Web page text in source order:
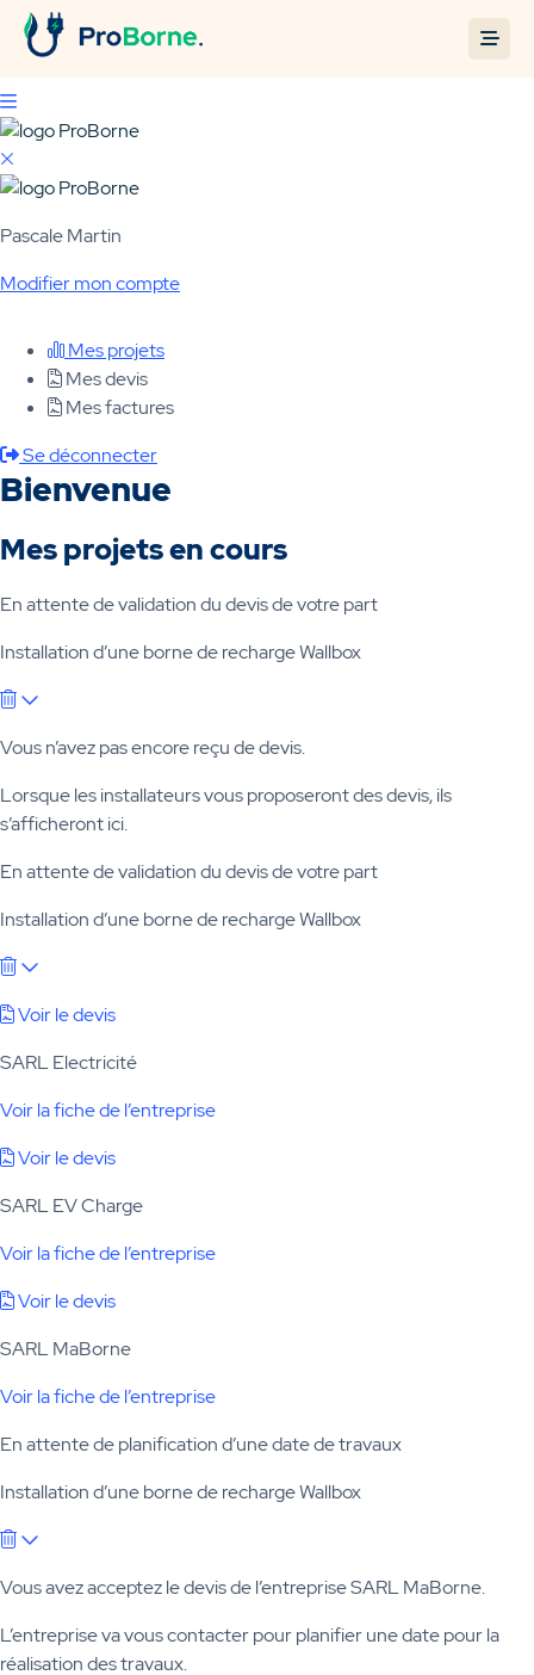
Pascale Martin
Modifier mon compte
Mes projets
Mes devis
Mes factures
Se déconnecter
Bienvenue
Mes projets en cours
En attente de validation du devis de votre part
Installation d’une borne de recharge Wallbox
Vous n’avez pas encore reçu de devis.
Lorsque les installateurs vous proposeront des devis, ils
s’afficheront ici.
En attente de validation du devis de votre part
Installation d’une borne de recharge Wallbox
Voir le devis
SARL Electricité
Voir la fiche de l’entreprise
Voir le devis
SARL EV Charge
Voir la fiche de l’entreprise
Voir le devis
SARL MaBorne
Voir la fiche de l’entreprise
En attente de planification d’une date de travaux
Installation d’une borne de recharge Wallbox
Vous avez acceptez le devis de l’entreprise SARL MaBorne.
L’entreprise va vous contacter pour planifier une date pour la
réalisation des travaux.